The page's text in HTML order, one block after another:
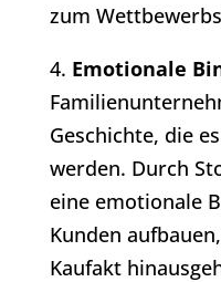
zum
4. Emotionale
Geschichte, die
werden. Durch
eine emotionale
Kunden
Kaufakt